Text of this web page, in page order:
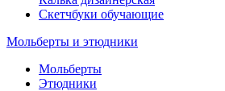
Скетчбуки обучающие
Мольберты и этюдники
Мольберты
Этюдники